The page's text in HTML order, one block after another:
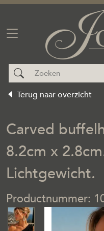
Terug naar overzicht
Carved
8.2cm x
Lichtgewicht.